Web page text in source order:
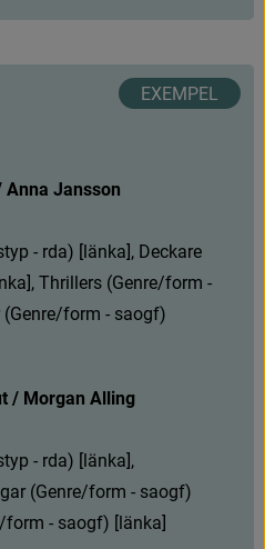
Anna Jansson
typ - rda) [länka], Deckare
nka], Thrillers (Genre/form -
(Genre/form - saogf)
/ Morgan Alling
typ - rda) [länka],
gar (Genre/form - saogf)
/form - saogf) [länka]